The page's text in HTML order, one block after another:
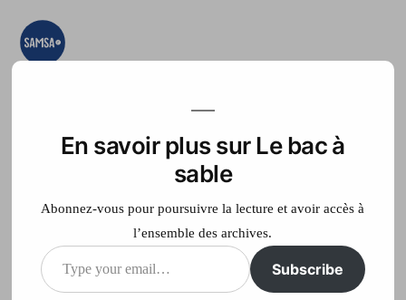
Aller
teste, on expérimente
Accueil France Télé
Graphique
En savoir plus sur Le bac à
sable
Abonnez-vous pour poursuivre la lecture et avoir accès à
l’ensemble des archives.
Type
Subscribe